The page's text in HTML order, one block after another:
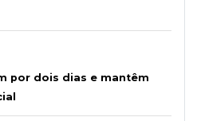
por dois dias e mantêm